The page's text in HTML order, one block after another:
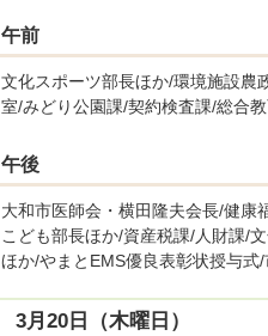
午前
文化スポーツ部長ほか/環境施設農
室/みどり公園課/契約検査課/総合
午後
大和市医師会・横田隆夫会長/健康
こども部長ほか/資産税課/人財課/
ほか/やまとEMS優良表彰状授与式
3月20日（木曜日）